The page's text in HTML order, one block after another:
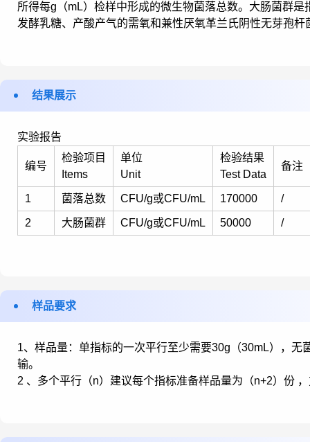
所得每g（mL）检样中形成的微生物菌落总数。大肠菌群是
发酵乳糖、产酸产气的需氧和兼性厌氧革兰氏阴性无芽孢杆
结果展示
实验报告
编号
检验项目
Items
单位
Unit
检验结果
Test Data
备注
1 菌落总数 CFU/g或CFU/mL 170000 /
2 大肠菌群 CFU/g或CFU/mL 50000 /
样品要求
1、样品量：单指标的一次平行至少需要30g（30mL），无
输。
2 、多个平行（n）建议每个指标准备样品量为（n+2）份